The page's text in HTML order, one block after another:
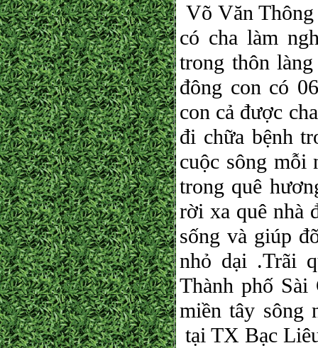
Võ Văn
có cha làm
trong thôn
đông con có
con cả được
đi chữa bệnh
cuộc sông mỗi
trong quê
rời xa quê nhà
sống và giúp
nhỏ dại .Trãi
Thành phố
miền tây sông
tại TX Bạc